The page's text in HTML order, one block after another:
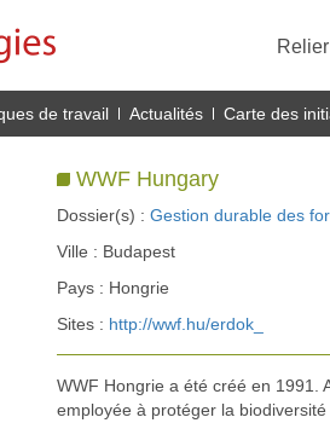
de travail Actualités Carte des
WWF Hungary
Dossier(s) : Gestion durable des
Ville : Budapest
Pays : Hongrie
Sites : http://wwf.hu/erdok_
WWF Hongrie a été créé en 1991.
employée à protéger la